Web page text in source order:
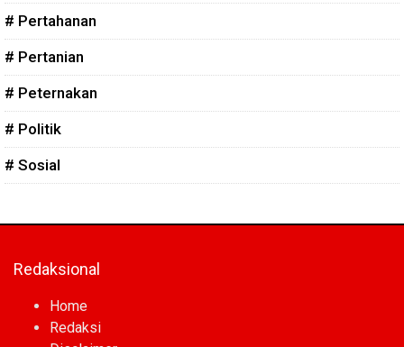
# Pertahanan
# Pertanian
# Peternakan
# Politik
# Sosial
Redaksional
Home
Redaksi